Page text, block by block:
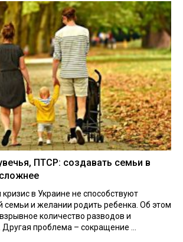
ПТСР: создавать семьи в
кризис в Украине не способствуют
семьи и желании родить ребенка. Об этом
количество разводов и
проблема – сокращение ...